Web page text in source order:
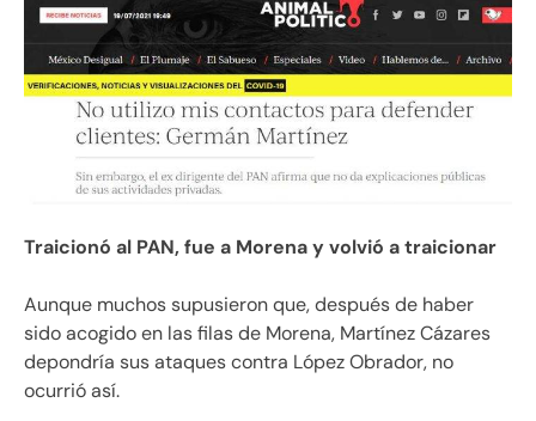
Traicionó al PAN, fue a Morena y volvió a traicionar
Aunque muchos supusieron que, después de haber
sido acogido en las filas de Morena, Martínez Cázares
depondría sus ataques contra López Obrador, no
ocurrió así.